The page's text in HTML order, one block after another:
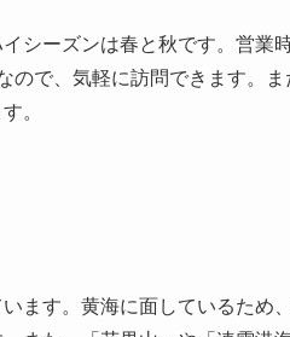
シーズンは春と秋です。営業
で、気軽に訪問できます。
。
ます。黄海に面しているため